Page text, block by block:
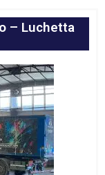
– Luchetta